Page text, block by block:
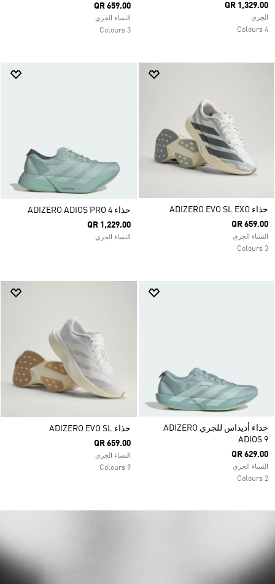
QR 1,329.00
الجري
4 Colours
QR 659.00
النساء الجري
3 Colours
حذاء ADIZERO EVO SL EXO
QR 659.00
النساء الجري
3 Colours
حذاء ADIZERO ADIOS PRO 4
QR 1,229.00
النساء الجري
حذاء أديداس للجري ADIZERO
ADIOS 9
QR 629.00
النساء الجري
2 Colours
حذاء ADIZERO EVO SL
QR 659.00
النساء الجري
9 Colours